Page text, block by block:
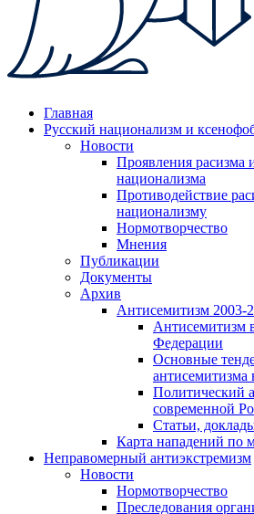
Главная
Русский национализм и
Новости
Проявления расизма
национализма
Противодействие
национализму
Нормотворчество
Мнения
Публикации
Документы
Архив
Антисемитизм 2003-
Антисемитизм
Федерации
Основные
антисемитизма
Политический
современной
Статьи,
Карта нападений по
Неправомерный антиэкстремизм
Новости
Нормотворчество
Преследования